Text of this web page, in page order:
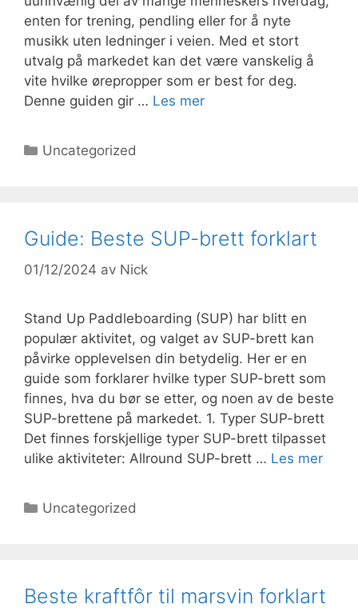
enten for trening, pendling eller for å nyte
musikk uten ledninger i veien. Med et stort
utvalg på markedet kan det være vanskelig å
vite hvilke ørepropper som er best for deg.
Denne guiden gir … Les mer
Kategorier
Uncategorized
Guide: Beste SUP-brett forklart
01/12/2024 av Nick
Stand Up Paddleboarding (SUP) har blitt en
populær aktivitet, og valget av SUP-brett kan
påvirke opplevelsen din betydelig. Her er en
guide som forklarer hvilke typer SUP-brett som
finnes, hva du bør se etter, og noen av de beste
SUP-brettene på markedet. 1. Typer SUP-brett
Det finnes forskjellige typer SUP-brett tilpasset
ulike aktiviteter: Allround SUP-brett … Les mer
Kategorier
Uncategorized
Beste kraftfôr til marsvin forklart